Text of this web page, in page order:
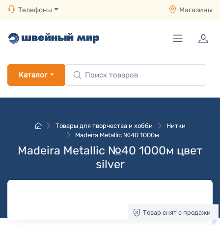
Телефоны Магазины
Каталог
Товары для творчества и хобби
Нитки
Madeira Metallic №40 1000м
Madeira Metallic №40 1000м цвет
silver
Товар снят с продажи